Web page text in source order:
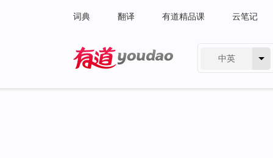
词典 翻译 有道精品课 云笔记
中英